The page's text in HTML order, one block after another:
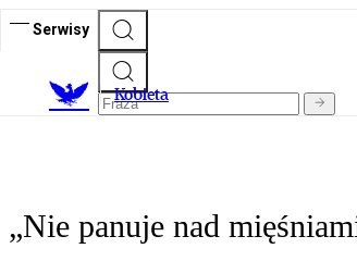
Serwisy
Kobieta
„Nie panuje nad